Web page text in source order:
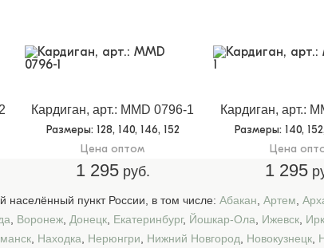
Кардиган, арт.: MMD 0796-1
Размеры: 128, 140, 146, 152
Цена оптом
1 295руб.
Кардиган, арт.:
Размеры: 140,
Цена
1 295
пункт России, в том числе: Абакан Артем
Воронеж Донецк Екатеринбург, Йошкар-Ола Ижевск
Находка Нерюнгри Нижний Новгород Новокузнецк